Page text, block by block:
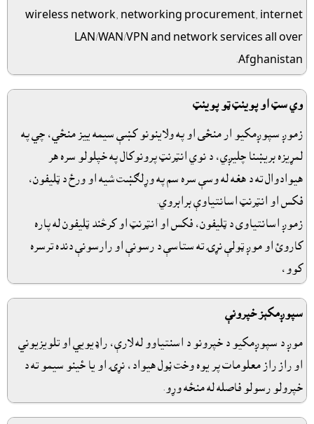
wireless network, networking procurement, internet
LAN/WAN/VPN and network services all over
Afghanistan.
وي سټ او پوينټ ټو پوينټ
زموږ سپوږمکيو ار منځى او په ولاينونو کښې سيمه ييز منځي، چي په
لمړيزه بريښنا چليږي، د نوي انټرنټ پرونوکال په خپلولو سره هر
هيوادوال ته د هغه له وسې سره سم په وړلګښت شيه او ورځ د ټليفون،
فکس او انټرنټ اسانتياوې برابروي.
زموږ اسانتياوى د ټليفون، فکس او انټرنټ او کرڅند ټليفون له پاره
کاروئ او موږ ټولې نړۍ ته ستاسې د رسونې او رارسونې دنده ترسره
کوو،
سپوږمکېز خپرونې
موږ د سپوږمکيو د خپرونو د اسنتياوو له لارې، راډيويي او تلويزيوني
او راز راز معلومات پر يوه وخت ڼول هيواد، نړۍ او يا ځينو سيمو ته د
خپرولو رسولو فاصله له منځه وړو.